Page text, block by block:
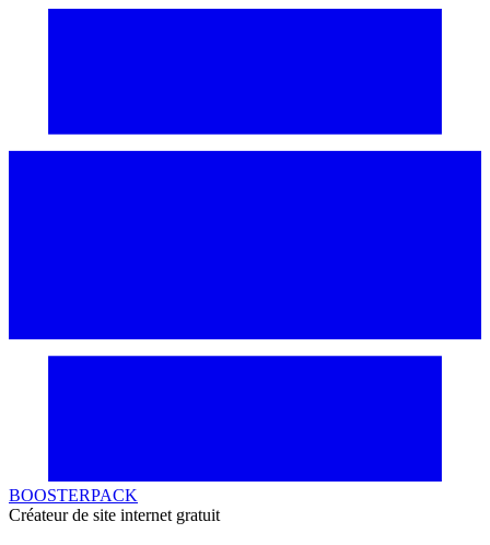
BOOSTERPACK
Créateur de site internet gratuit